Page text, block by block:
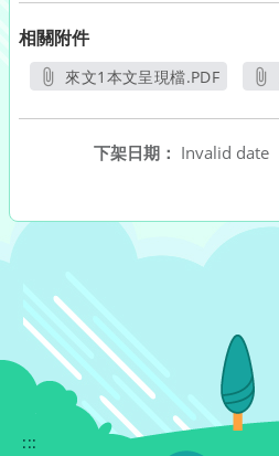
相關附件
來文1本文呈現檔.PDF
下架日期： Invalid date
:::